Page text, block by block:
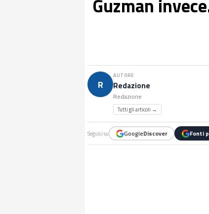
Guzman
R
AUTORE
Redazione
Redazione
Tutti gli articoli →
Seguici su GoogleDiscover Fonti